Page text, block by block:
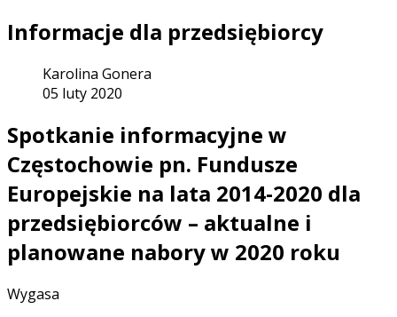
Informacje dla przedsiębiorcy
Karolina Gonera
05 luty 2020
Spotkanie informacyjne w
Częstochowie pn. Fundusze
Europejskie na lata 2014-2020 dla
przedsiębiorców – aktualne i
planowane nabory w 2020 roku
Wygasa